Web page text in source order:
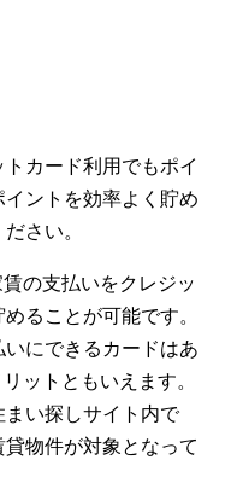
カード利用でもポイ
ントを効率よく貯め
さい。
の支払いをクレジッ
ることが可能です。
にできるカードはあ
ットともいえます。
まい探しサイト内で
物件が対象となって